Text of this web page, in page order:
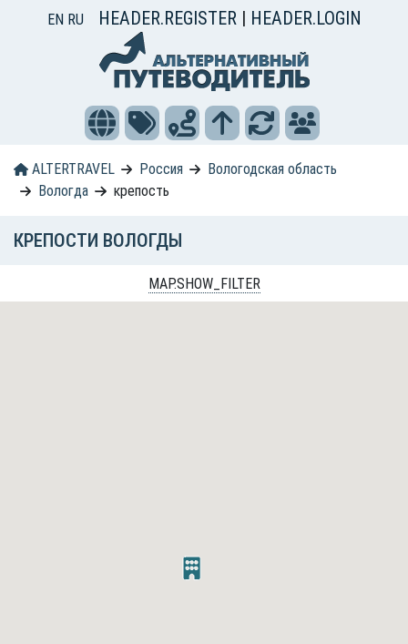
EN RU HEADER.REGISTER | HEADER.LOGIN
ALTERTRAVEL Россия
Вологодская область
Вологда
крепость
КРЕПОСТИ ВОЛОГДЫ
MAP.SHOW_FILTER